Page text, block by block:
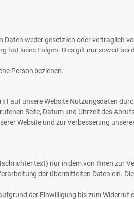
weder gesetzlich oder vertraglich
hat keine Folgen. Dies gilt nur soweit bei
Person beziehen.
auf unsere Website Nutzungsdaten
Seite, Datum und Uhrzeit des
Website und zur Verbesserung
nur in dem von Ihnen zur
der übermittelten Daten ein.
der Einwilligung bis zum